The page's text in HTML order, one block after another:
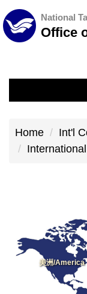
Jump
to
the
content
National
Office
International
Home
Int'l
美洲/America